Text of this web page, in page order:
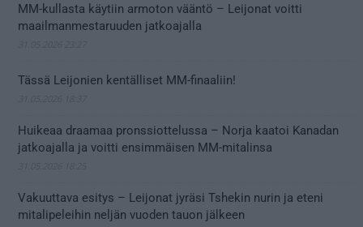
MM-kullasta käytiin armoton vääntö – Leijonat voitti
maailmanmestaruuden jatkoajalla
Tässä Leijonien kentälliset MM-finaaliin!
Huikeaa draamaa pronssiottelussa – Norja kaatoi Kanadan
jatkoajalla ja voitti ensimmäisen MM-mitalinsa
Vakuuttava esitys – Leijonat jyräsi Tshekin nurin ja eteni
mitalipeleihin neljän vuoden tauon jälkeen